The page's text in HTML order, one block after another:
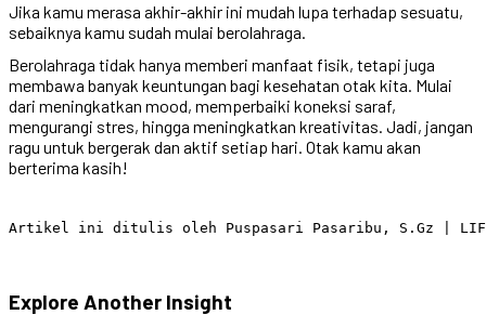
Jika kamu merasa akhir-akhir ini mudah lupa terhadap sesuatu,
sebaiknya kamu sudah mulai berolahraga.
Berolahraga tidak hanya memberi manfaat fisik, tetapi juga
membawa banyak keuntungan bagi kesehatan otak kita. Mulai
dari meningkatkan mood, memperbaiki koneksi saraf,
mengurangi stres, hingga meningkatkan kreativitas. Jadi, jangan
ragu untuk bergerak dan aktif setiap hari. Otak kamu akan
berterima kasih!
Explore Another Insight